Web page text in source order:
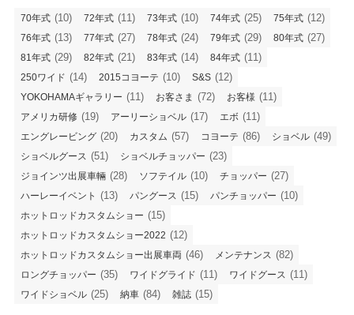
70年式 (10) 72年式 (11) 73年式 (10) 74年式 (25) 75年式 (12)
76年式 (13) 77年式 (27) 78年式 (24) 79年式 (29) 80年式 (27)
81年式 (29) 82年式 (21) 83年式 (14) 84年式 (11)
250ワイド (14) 2015コヨーテ (10) S&S (12)
YOKOHAMAギャラリー (11) お客さま (72) お客様 (11)
アメリカ研修 (19) アーリーショベル (17) エボ (11)
エングレービング (20) カスタム (57) コヨーテ (86) ショベル (49)
ショベルグース (51) ショベルチョッパー (23)
ジョインツ出展車輛 (28) ソフテイル (10) チョッパー (27)
ハーレーイベント (13) パングース (15) パンチョッパー (10)
ホットロッドカスタムショー (15)
ホットロッドカスタムショー2022 (12)
ホットロッドカスタムショー出展車両 (46) メンテナンス (82)
ロングチョッパー (35) ワイドグライド (11) ワイドグース (11)
ワイドショベル (25) 納車 (84) 雑誌 (15)